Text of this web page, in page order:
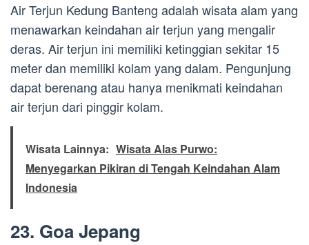
Air Terjun Kedung Banteng adalah wisata alam yang
menawarkan keindahan air terjun yang mengalir
deras. Air terjun ini memiliki ketinggian sekitar 15
meter dan memiliki kolam yang dalam. Pengunjung
dapat berenang atau hanya menikmati keindahan
air terjun dari pinggir kolam.
Wisata Lainnya: Wisata Alas Purwo:
Menyegarkan Pikiran di Tengah Keindahan Alam
Indonesia
23. Goa Jepang